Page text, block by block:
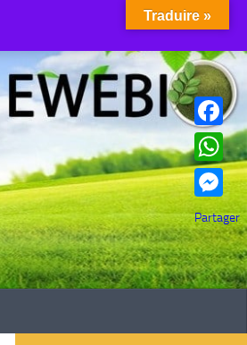
Facebook
WhatsApp
Partager
Traduire »